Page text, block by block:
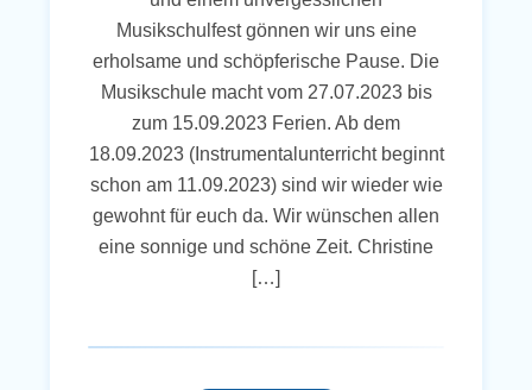
Musikschulfest gönnen wir uns eine
erholsame und schöpferische Pause. Die
Musikschule macht vom 27.07.2023 bis
zum 15.09.2023 Ferien. Ab dem
18.09.2023 (Instrumentalunterricht beginnt
schon am 11.09.2023) sind wir wieder wie
gewohnt für euch da. Wir wünschen allen
eine sonnige und schöne Zeit. Christine
[…]